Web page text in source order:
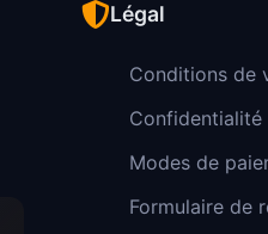
Légal
Conditions de
Confidentialité
Modes de
Formulaire de